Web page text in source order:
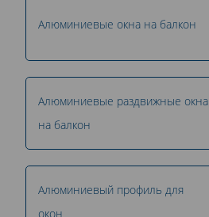
Алюминиевые окна на балкон
Алюминиевые раздвижные окна
на балкон
Алюминиевый профиль для
окон